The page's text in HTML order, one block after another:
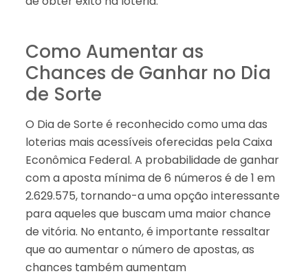
Como Aumentar as
Chances de Ganhar no Dia
de Sorte
O Dia de Sorte é reconhecido como uma das
loterias mais acessíveis oferecidas pela Caixa
Econômica Federal. A probabilidade de ganhar
com a aposta mínima de 6 números é de 1 em
2.629.575, tornando-a uma opção interessante
para aqueles que buscam uma maior chance
de vitória. No entanto, é importante ressaltar
que ao aumentar o número de apostas, as
chances também aumentam